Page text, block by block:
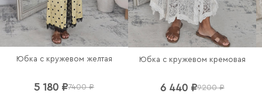
Юбка с кружевом желтая
5 180 ₽7400 ₽
Юбка с кружевом кремовая
6 440 ₽9200 ₽